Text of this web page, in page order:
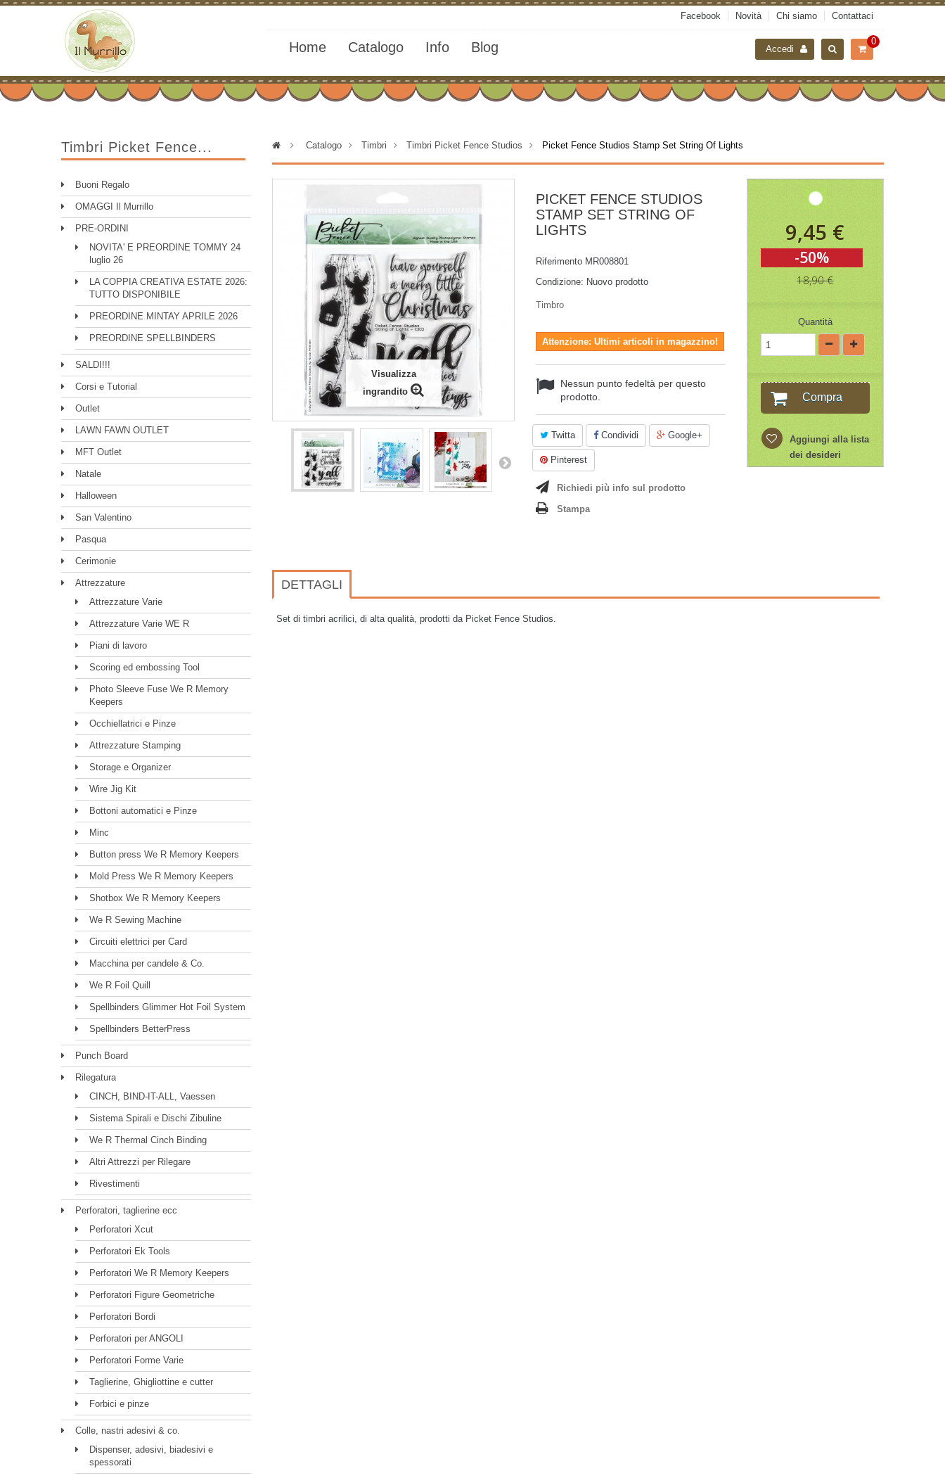
Facebook Novità Chi siamo Contattaci
0
Home Catalogo Info Blog Accedi
Timbri Picket Fence...
Buoni Regalo
OMAGGI Il Murrillo
PRE-ORDINI
NOVITA' E PREORDINE TOMMY 24
luglio 26
LA COPPIA CREATIVA ESTATE 2026:
TUTTO DISPONIBILE
PREORDINE MINTAY APRILE 2026
PREORDINE SPELLBINDERS
SALDI!!!
Corsi e Tutorial
Outlet
LAWN FAWN OUTLET
MFT Outlet
Natale
Halloween
San Valentino
Pasqua
Cerimonie
Attrezzature
Attrezzature Varie
Attrezzature Varie WE R
Piani di lavoro
Scoring ed embossing Tool
Photo Sleeve Fuse We R Memory
Keepers
Occhiellatrici e Pinze
Attrezzature Stamping
Storage e Organizer
Wire Jig Kit
Bottoni automatici e Pinze
Minc
Button press We R Memory Keepers
Mold Press We R Memory Keepers
Shotbox We R Memory Keepers
We R Sewing Machine
Circuiti elettrici per Card
Macchina per candele & Co.
We R Foil Quill
Spellbinders Glimmer Hot Foil System
Spellbinders BetterPress
Punch Board
Rilegatura
CINCH, BIND-IT-ALL, Vaessen
Sistema Spirali e Dischi Zibuline
We R Thermal Cinch Binding
Altri Attrezzi per Rilegare
Rivestimenti
Perforatori, taglierine ecc
Perforatori Xcut
Perforatori Ek Tools
Perforatori We R Memory Keepers
Perforatori Figure Geometriche
Perforatori Bordi
Perforatori per ANGOLI
Perforatori Forme Varie
Taglierine, Ghigliottine e cutter
Forbici e pinze
Colle, nastri adesivi & co.
Dispenser, adesivi, biadesivi e
spessorati
> Catalogo > Timbri > Timbri Picket Fence Studios > Picket Fence Studios Stamp Set String Of Lights
Visualizza
ingrandito
PICKET FENCE STUDIOS
STAMP SET STRING OF
LIGHTS
Riferimento MR008801
Condizione: Nuovo prodotto
Timbro
Attenzione: Ultimi articoli in magazzino!
Nessun punto fedeltà per questo
prodotto.
Twitta Condividi Google+
Pinterest
Richiedi più info sul prodotto
Stampa
9,45 €
-50%
18,90 €
Quantità
Compra
Aggiungi alla lista
dei desideri
DETTAGLI
Set di timbri acrilici, di alta qualità, prodotti da Picket Fence Studios.